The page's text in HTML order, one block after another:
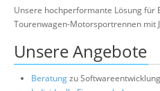
Unsere hochperformante Lösung für
Tourenwagen-Motorsportrennen mit
Unsere Angebote
Beratungzu